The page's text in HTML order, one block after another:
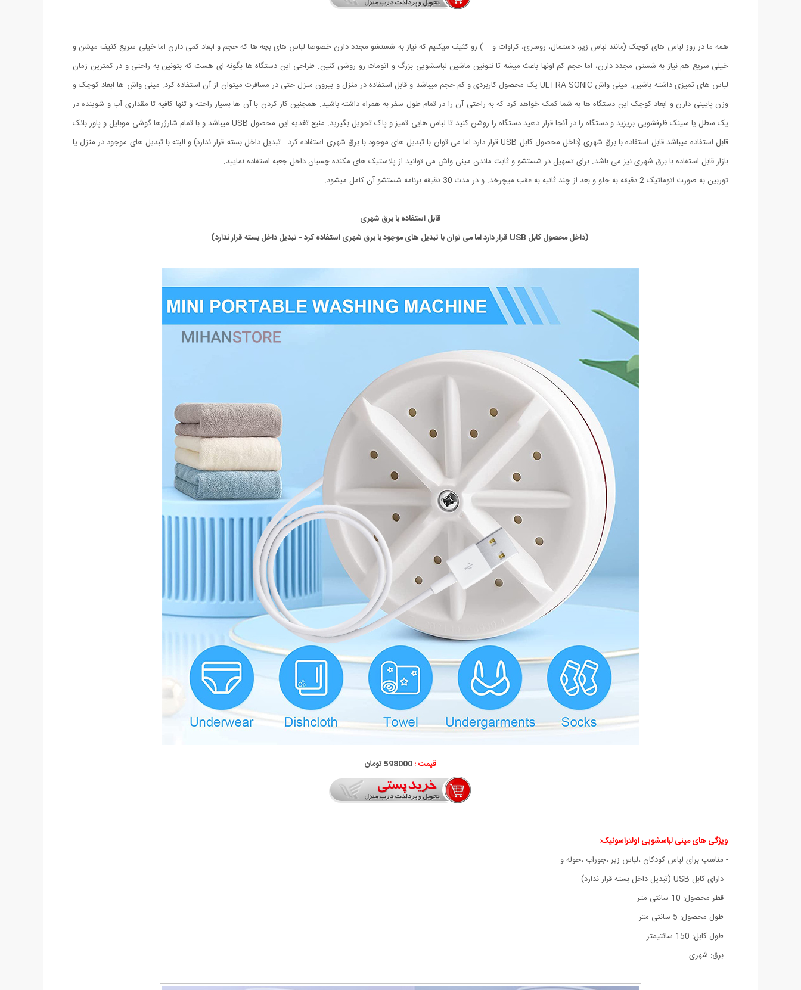
همه ما در روز لباس های کوچک (مانند لباس زیر، دستمال، روسری، کراوات و ...) رو کثیف میکنیم که نیاز به شستشو مجدد دارن خصوصا لباس های بچه ها که حجم و ابعاد کمی دارن اما خیلی سریع کثیف میشن و
خیلی سریع هم نیاز به شستن مجدد دارن، اما حجم کم اونها باعث میشه تا نتونین ماشین لباسشویی بزرگ و اتومات رو روشن کنین. طراحی این دستگاه ها بگونه ای هست که بتونین به راحتی و در کمترین زمان
لباس های تمیزی داشته باشین. مینی واش ULTRA SONIC یک محصول کاربردی و کم حجم میباشد و قابل استفاده در منزل و بیرون منزل حتی در مسافرت میتوان از آن استفاده کرد. مینی واش ها ابعاد کوچک و
وزن پایینی دارن و ابعاد کوچک این دستگاه ها به شما کمک خواهد کرد که به راحتی آن را در تمام طول سفر به همراه داشته باشید. همچنین کار کردن با آن ها بسیار راحته و تنها کافیه تا مقداری آب و شوینده در
یک سطل یا سینک ظرفشویی بریزید و دستگاه را در آنجا قرار دهید دستگاه را روشن کنید تا لباس هایی تمیز و پاک تحویل بگیرید. منبع تغذیه این محصول USB میباشد و با تمام شارژرها گوشی موبایل و پاور بانک
قابل استفاده میباشد قابل استفاده با برق شهری (داخل محصول کابل USB قرار دارد اما می توان با تبدیل های موجود با برق شهری استفاده کرد - تبدیل داخل بسته قرار ندارد) و البته با تبدیل های موجود در منزل یا
بازار قابل استفاده با برق شهری نیز می باشد. برای تسهیل در شستشو و ثابت ماندن مینی واش می توانید از پلاستیک های مکنده چسبان داخل جعبه استفاده نمایید.
توربین به صورت اتوماتیک 2 دقیقه به جلو و بعد از چند ثانیه به عقب میچرخد. و در مدت 30 دقیقه برنامه شستشو آن کامل میشود.
قابل استفاده با برق شهری
(داخل محصول کابل USB قرار دارد اما می توان با تبدیل های موجود با برق شهری استفاده کرد - تبدیل داخل بسته قرار ندارد)
قیمت :598000 تومان
ویژگی هایمینی لباسشویی اولتراسونیک:
- مناسب برای لباس کودکان ،لباس زیر ،جوراب ،حوله و ...
- دارای کابل USB (تبدیل داخل بسته قرار ندارد)
- قطر محصول: 10 سانتی متر
- طول محصول: 5 سانتی متر
- طول کابل: 150 سانتیمتر
- برق: شهری